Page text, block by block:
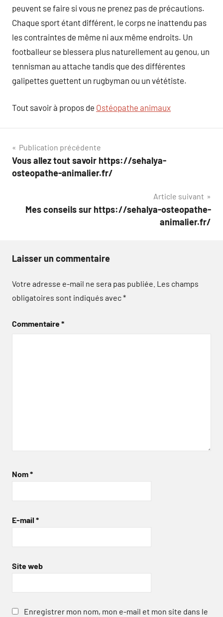
peuvent se faire si vous ne prenez pas de précautions.
Chaque sport étant différent, le corps ne inattendu pas
les contraintes de même ni aux même endroits. Un
footballeur se blessera plus naturellement au genou, un
tennisman au attache tandis que des différentes
galipettes guettent un rugbyman ou un vététiste.
Tout savoir à propos de Ostéopathe animaux
Navigation
de
Publication précédente
Vous allez tout savoir https://sehalya-
osteopathe-animalier.fr/
Article suivant
Mes conseils sur https://sehalya-osteopathe-
animalier.fr/
Laisser un commentaire
Votre adresse e-mail ne sera pas publiée. Les champs
obligatoires sont indiqués avec*
Commentaire*
Nom*
E-mail *
Site web
Enregistrer mon nom, mon e-mail et mon site dans le